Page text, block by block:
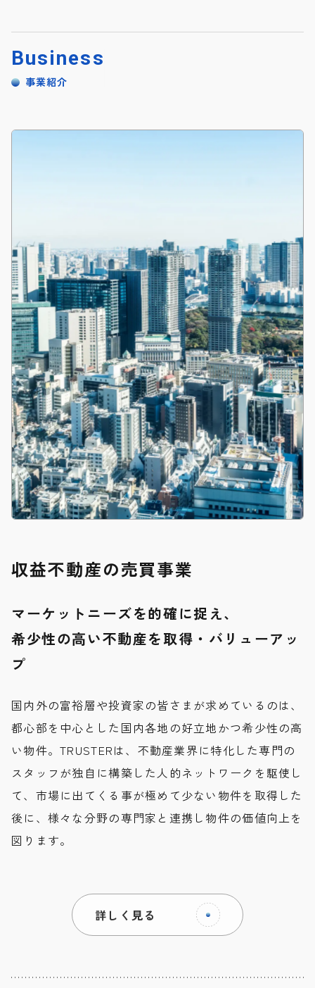
Business
事業紹介
収益不動産の売買事業
マーケットニーズを的確に捉え、
希少性の高い不動産を取得・バリューアッ
プ
国内外の富裕層や投資家の皆さまが求めているのは、
都心部を中心とした国内各地の好立地かつ希少性の高
い物件。TRUSTERは、不動産業界に特化した専門の
スタッフが独自に構築した人的ネットワークを駆使し
て、市場に出てくる事が極めて少ない物件を取得した
後に、様々な分野の専門家と連携し物件の価値向上を
図ります。
詳しく見る